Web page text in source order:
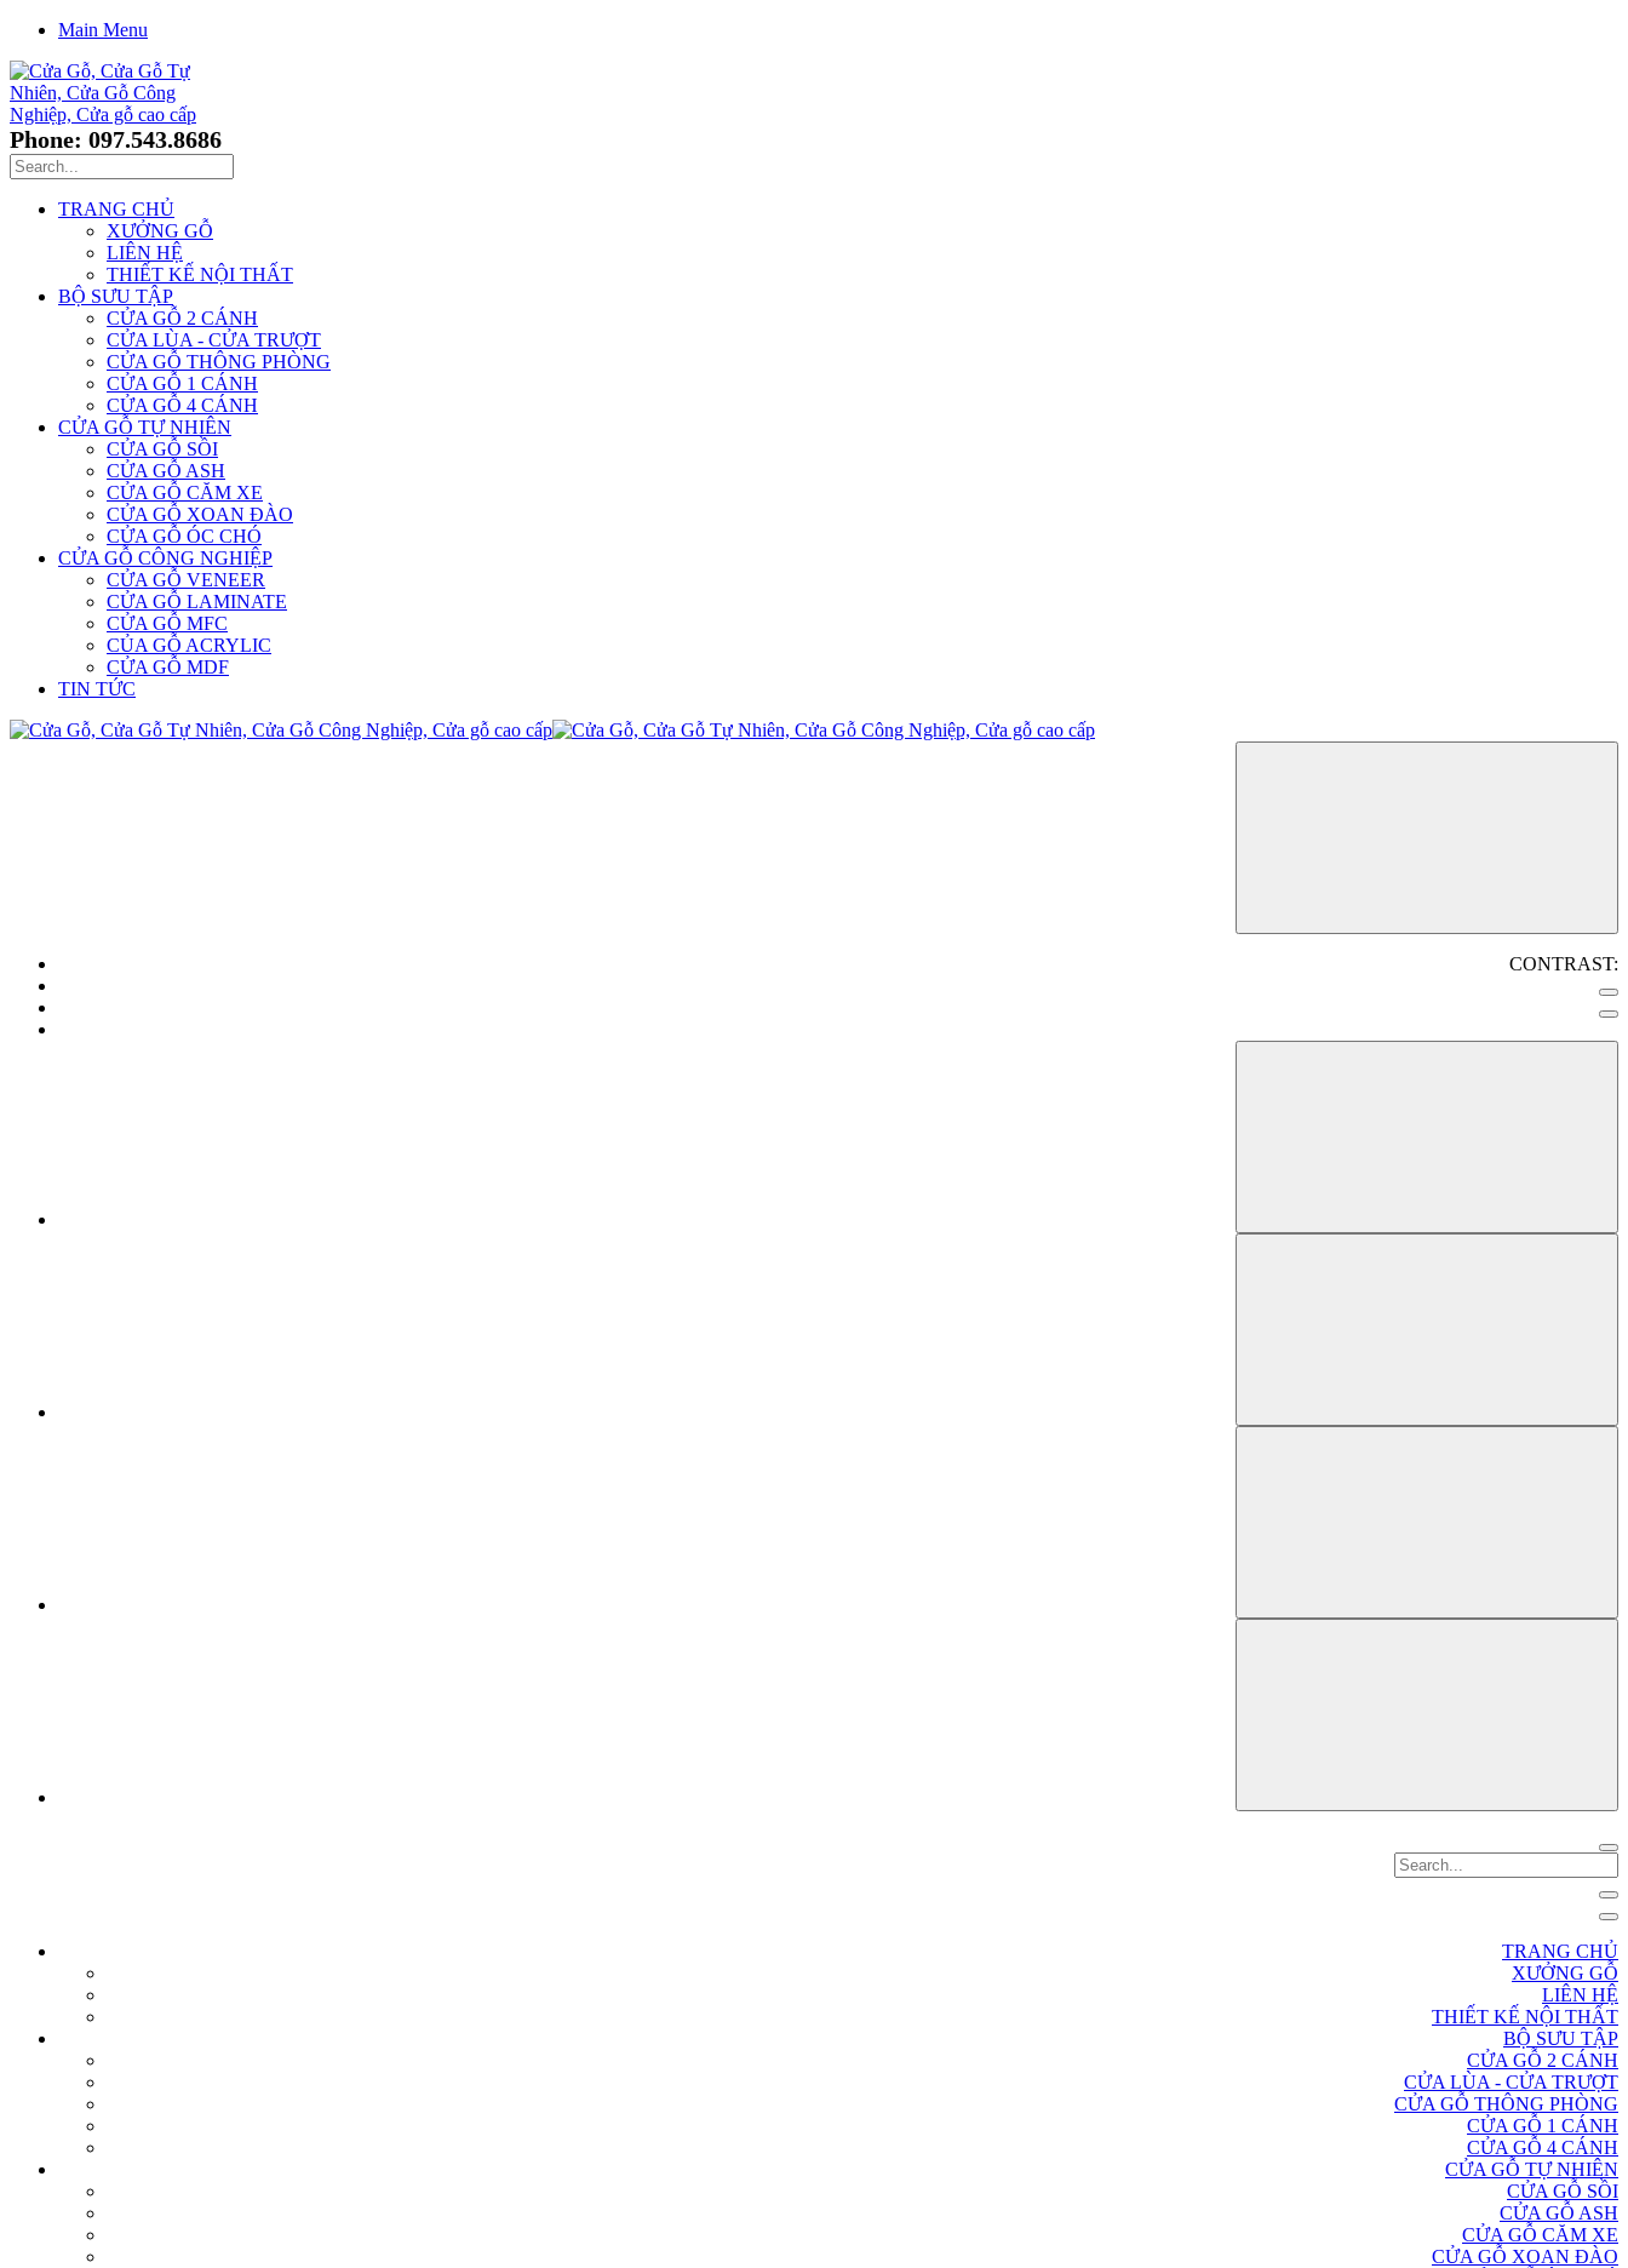
Main Menu
Phone: 097.543.8686
TRANG CHỦ
XƯỞNG GỖ
LIÊN HỆ
THIẾT KẾ NỘI THẤT
BỘ SƯU TẬP
CỬA GỖ 2 CÁNH
CỬA LÙA - CỬA TRƯỢT
CỬA GỖ THÔNG PHÒNG
CỬA GỖ 1 CÁNH
CỬA GỖ 4 CÁNH
CỬA GỖ TỰ NHIÊN
CỬA GỖ SỒI
CỬA GỖ ASH
CỬA GỖ CĂM XE
CỬA GỖ XOAN ĐÀO
CỬA GỖ ÓC CHÓ
CỬA GỖ CÔNG NGHIỆP
CỬA GỖ VENEER
CỬA GỖ LAMINATE
CỬA GỖ MFC
CỦA GỖ ACRYLIC
CỬA GỖ MDF
TIN TỨC
CONTRAST:
TRANG CHỦ
XƯỞNG GỖ
LIÊN HỆ
THIẾT KẾ NỘI THẤT
BỘ SƯU TẬP
CỬA GỖ 2 CÁNH
CỬA LÙA - CỬA TRƯỢT
CỬA GỖ THÔNG PHÒNG
CỬA GỖ 1 CÁNH
CỬA GỖ 4 CÁNH
CỬA GỖ TỰ NHIÊN
CỬA GỖ SỒI
CỬA GỖ ASH
CỬA GỖ CĂM XE
CỬA GỖ XOAN ĐÀO